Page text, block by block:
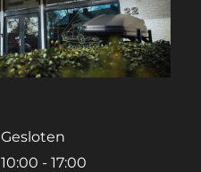
Gesloten
10:00 - 17:00